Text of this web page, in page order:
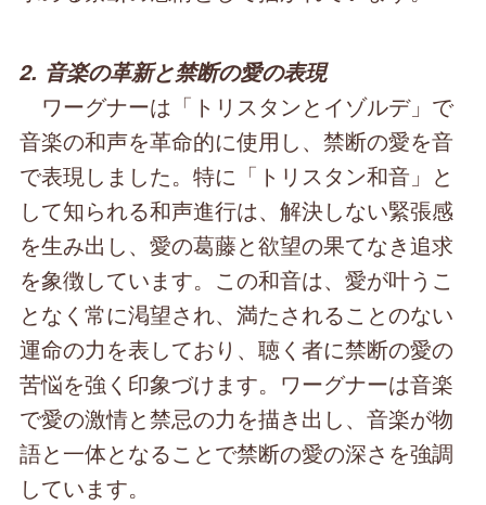
2. 音楽の革新と禁断の愛の表現
ワーグナーは「トリスタンとイゾルデ」で
音楽の和声を革命的に使用し、禁断の愛を音
で表現しました。特に「トリスタン和音」と
して知られる和声進行は、解決しない緊張感
を生み出し、愛の葛藤と欲望の果てなき追求
を象徴しています。この和音は、愛が叶うこ
となく常に渇望され、満たされることのない
運命の力を表しており、聴く者に禁断の愛の
苦悩を強く印象づけます。ワーグナーは音楽
で愛の激情と禁忌の力を描き出し、音楽が物
語と一体となることで禁断の愛の深さを強調
しています。